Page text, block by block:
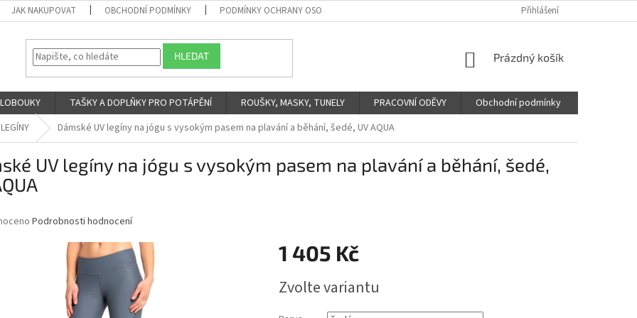
JAK NAKUPOVAT OBCHODNÍ PODMÍNKY PODMÍNKY OCHRANY OSOBNÍCH ÚDAJŮ Přihlášení
HLEDAT
NÁKUPNÍ
Prázdný košík
TAŠKY A DOPLŇKY PRO POTÁPĚNÍ ROUŠKY, MASKY, TUNELY PRACOVNÍ ODĚVY
Obchodní podmínky
Dámské UV legíny na jógu s vysokým pasem na plavání a běhání, šedé, UV AQUA
UV legíny na jógu s vysokým pasem na plavání a běhání, šedé,
Podrobnosti hodnocení
1 405 Kč
cena:
Zvolte variantu